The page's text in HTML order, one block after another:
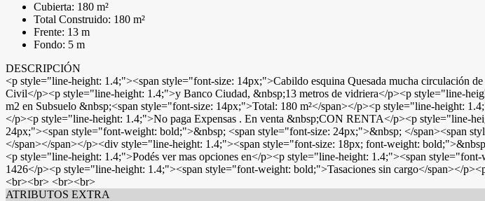
Cubierta: 180 m²
Total Construido: 180 m²
Frente: 13 m
Fondo: 5 m
DESCRIPCIÓN
<p style="line-height: 1.4;"><span style="font-size: 14px;">Cabildo esquina Quesada mucha circulación
Civil</p><p style="line-height: 1.4;">y Banco Ciudad, &nbsp;13 metros de vidriera</p><p style="line-
m2 en Subsuelo &nbsp;<span style="font-size: 14px;">Total: 180 m²</span></p><p style="line-height:
</p><p style="line-height: 1.4;">No paga Expensas . En venta &nbsp;CON RENTA</p><p style="line-
24px;"><span style="font-weight: bold;">&nbsp; <span style="font-size: 24px;">&nbsp; </span><span
</span></span></p><div style="line-height: 1.4;"><span style="font-size: 18px; font-weight:
<p style="line-height: 1.4;">Podés ver mas opciones en</p><p style="line-height: 1.4;"><span
1426</p><p style="line-height: 1.4;"><span style="font-weight: bold;">Tasaciones sin cargo</span></
<br><br> <br><br>
ATRIBUTOS EXTRA